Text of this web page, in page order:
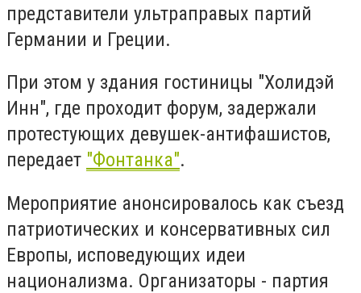
представители ультраправых партий
Германии и Греции.
При этом у здания гостиницы "Холидэй
Инн", где проходит форум, задержали
протестующих девушек-антифашистов,
передает "Фонтанка".
Мероприятие анонсировалось как съезд
патриотических и консервативных сил
Европы, исповедующих идеи
национализма. Организаторы - партия